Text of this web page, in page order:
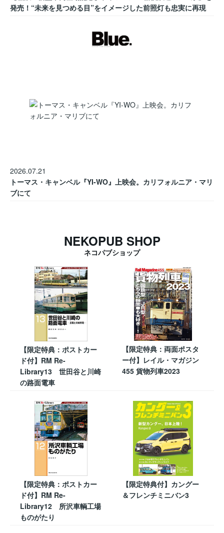
発売！“未来を見つめる目”をイメージした前照灯も忠実に再現
2026.07.21
トーマス・キャンベル『YI-WO』上映会。カリフォルニア・マリ
ブにて
NEKOPUB SHOP
ネコパブショップ
【限定特典：ポストカー
ド付】RM Re-
Library13 世田谷と川崎
の路面電車
【限定特典：両面ポスタ
ー付】レイル・マガジン
455 貨物列車2023
【限定特典：ポストカー
ド付】RM Re-
Library12 所沢車輌工場
ものがたり
【限定特典付】カングー
＆フレンチミニバン3